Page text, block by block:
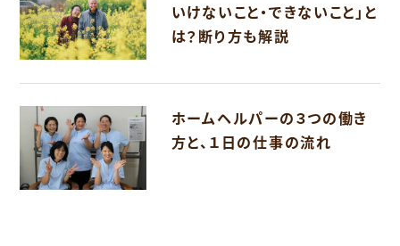
いけないこと・できないこと」と
は？断り方も解説
ホームヘルパーの３つの働き
方と、１日の仕事の流れ